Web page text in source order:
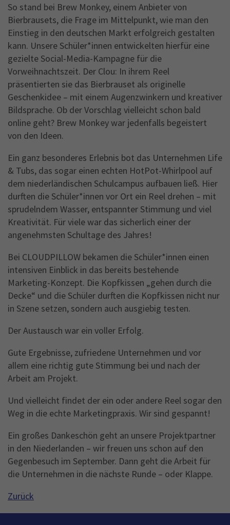
So stand bei Brew Monkey, einem Anbieter von
Bierbrausets, die Frage im Mittelpunkt, wie man den
Einstieg in den deutschen Markt erfolgreich gestalten
kann. Unsere Schüler*innen entwickelten hierfür eine
gezielte Social-Media-Kampagne für die
Vorweihnachtszeit. Der Clou: In ihrem Reel
präsentierten sie das Bierbrauset als originelle
Geschenkidee – mit einem Augenzwinkern und kreativer
Bildsprache. Ob der Vorschlag vielleicht schon bald
online geht? Brew Monkey war jedenfalls begeistert
von den Ideen.
Ein ganz besonderes Erlebnis bot das Unternehmen Life
& Tubs, das sogar einen echten HotPot-Whirlpool auf
dem niederländischen Schulcampus aufbauen ließ. Hier
durften die Schüler*innen vor Ort ein Reel drehen – mit
sprudelndem Wasser, entspannter Stimmung und viel
Kreativität. Für viele war das sicherlich einer der
angenehmsten Schultage des Jahres!
Bei CLOUDPILLOW bekamen die Schüler*innen einen
intensiven Einblick in das bereits bestehende
Marketing-Konzept. Die Kopfkissen „gehen durch die
Decke“ und die Schüler durften die Kopfkissen nicht nur
in Szene setzen, sondern auch ausgiebig testen.
Der Austausch war ein voller Erfolg.
Gute Ergebnisse, zufriedene Unternehmen und vor
allem eine richtig gute Stimmung bei und nach der
Arbeit am Projekt.
Und vielleicht findet der ein oder andere Reel sogar den
Weg in die echte Marketingpraxis. Wir sind gespannt!
Ein großes Dankeschön geht an unsere Projektpartner
in den Niederlanden – wir freuen uns schon auf den
Gegenbesuch im September. Dann geht die Arbeit für
die Unternehmen in die nächste Runde – oder Klappe.
Zurück